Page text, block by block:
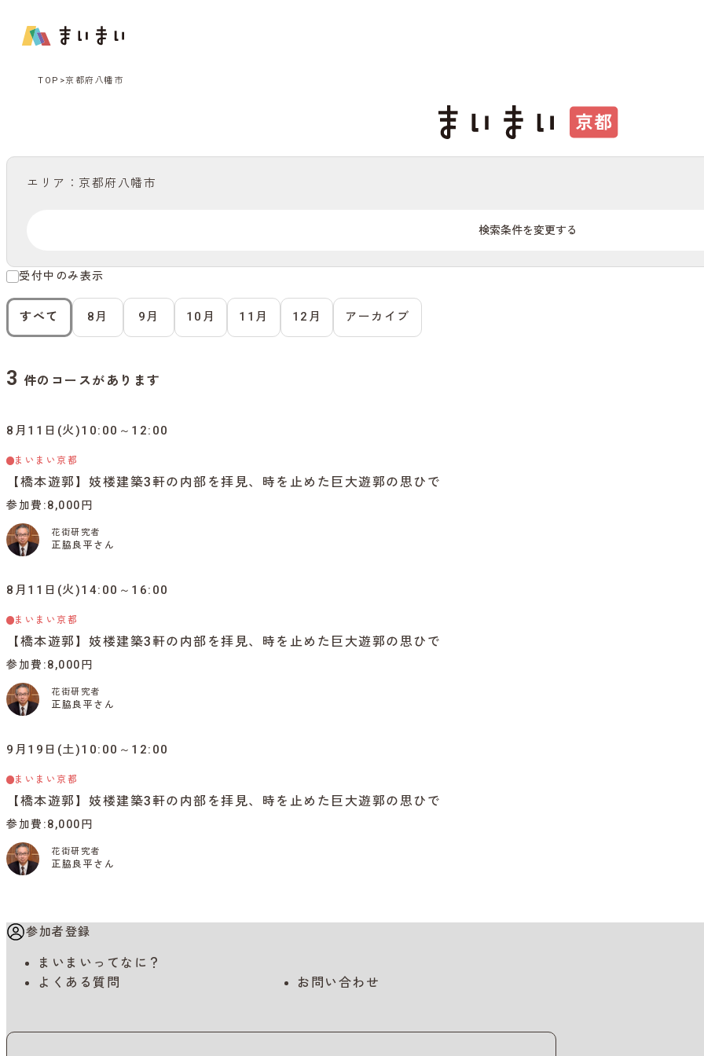
TOP 京都府八幡市
エリア：京都府八幡市
検索条件を変更する
受付中のみ表示
すべて 8月 9月 10月 11月 12月 アーカイブ
3 件のコースがあります
8月11日(火)10:00～12:00
まいまい京都
【橋本遊郭】妓楼建築3軒の内部を拝見、時を止めた巨大遊郭の思ひで
参加費 8,000円
花街研究者
正脇良平さん
8月11日(火)14:00～16:00
まいまい京都
【橋本遊郭】妓楼建築3軒の内部を拝見、時を止めた巨大遊郭の思ひで
参加費 8,000円
花街研究者
正脇良平さん
9月19日(土)10:00～12:00
まいまい京都
【橋本遊郭】妓楼建築3軒の内部を拝見、時を止めた巨大遊郭の思ひで
参加費 8,000円
花街研究者
正脇良平さん
参加者登録
まいまいってなに？
よくある質問
お問い合わせ